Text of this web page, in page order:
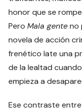
honor que se
PeroMala genteno
novela de acción
frenético late una
de la lealtad
empieza a
Ese contraste